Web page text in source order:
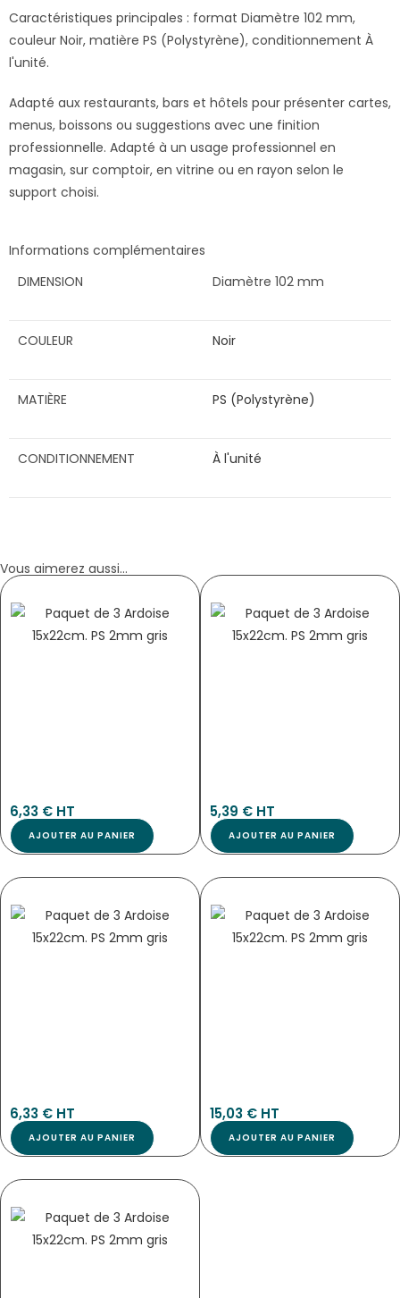
Caractéristiques principales : format Diamètre 102 mm,
couleur Noir, matière PS (Polystyrène), conditionnement À
l'unité.
Adapté aux restaurants, bars et hôtels pour présenter cartes,
menus, boissons ou suggestions avec une finition
professionnelle. Adapté à un usage professionnel en
magasin, sur comptoir, en vitrine ou en rayon selon le
support choisi.
Informations complémentaires
DIMENSION
Diamètre 102 mm
COULEUR Noir
MATIÈRE PS (Polystyrène)
CONDITIONNEMENT À l'unité
Vous aimerez aussi...
6,33 € HT
AJOUTER AU PANIER
5,39 € HT
AJOUTER AU PANIER
6,33 € HT
AJOUTER AU PANIER
PLATEAU ROND OVA NOIR DIAMÈTRE
15,03 € HT
AJOUTER AU PANIER
PLATEAU BRASSERIE NOIR DIAMÈTRE